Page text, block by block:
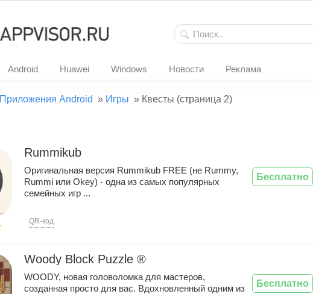
Android Huawei Windows Новости Реклама
Приложения Android » Игры » Квесты (страница 2)
Rummikub
Оригинальная версия Rummikub FREE (не Rummy,
Rummi или Okey) - одна из самых популярных
семейных игр ...
QR-код
Бесплатно
Woody Block Puzzle ®
WOODY, новая головоломка для мастеров,
созданная просто для вас. Вдохновленный одним из
Бесплатно